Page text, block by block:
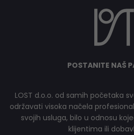
POSTANITE NAŠ
LOST d.o.o. od samih početaka
održavati visoka načela
svojih usluga, bilo u odnosu
klijentima ili